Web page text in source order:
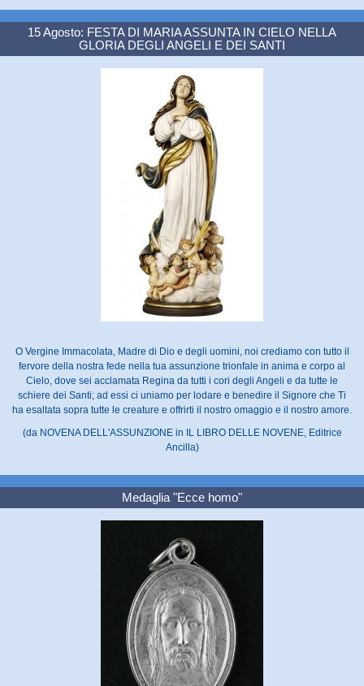
15 Agosto: FESTA DI MARIA ASSUNTA IN CIELO NELLA
GLORIA DEGLI ANGELI E DEI SANTI
O Vergine Immacolata, Madre di Dio e degli uomini, noi crediamo con tutto il
fervore della nostra fede nella tua assunzione trionfale in anima e corpo al
Cielo, dove sei acclamata Regina da tutti i cori degli Angeli e da tutte le
schiere dei Santi; ad essi ci uniamo per lodare e benedire il Signore che Ti
ha esaltata sopra tutte le creature e offrirti il nostro omaggio e il nostro amore.
(da NOVENA DELL'ASSUNZIONE in IL LIBRO DELLE NOVENE, Editrice
Ancilla)
Medaglia "Ecce homo"